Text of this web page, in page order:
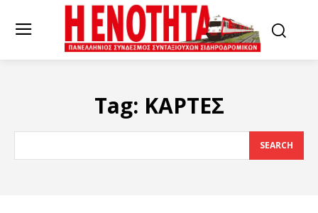
Tag: ΚΑΡΤΕΣ
SEARCH